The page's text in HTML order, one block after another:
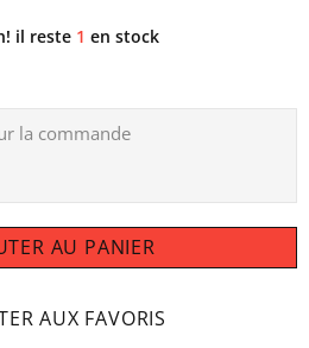
il reste 1 en stock
AU PANIER
AUX FAVORIS